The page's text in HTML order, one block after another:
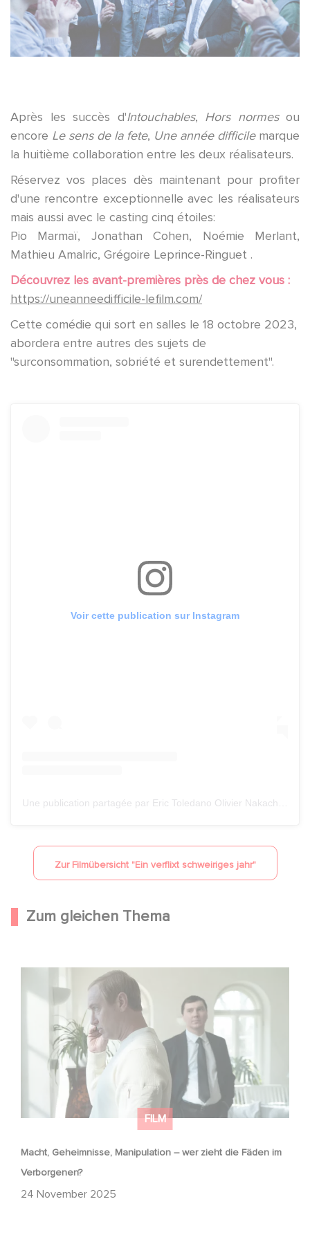
Après les succès d'Intouchables, Hors normesou
encore Le sens de la fete, Une année difficilemarque
la huitième collaboration entre les deux réalisateurs.
Réservez vos places dès maintenant pour profiter
d'une rencontre exceptionnelle avec les réalisateurs
mais aussi avec le casting cinq étoiles:
Pio Marmaï, Jonathan Cohen, Noémie Merlant,
Mathieu Amalric, Grégoire Leprince-Ringuet .
Découvrez les avant-premières près de chez vous :
https://uneanneedifficile-lefilm.com/
Cette comédie qui sort en salles le 18 octobre 2023,
abordera entre autres des sujets de
"surconsommation, sobriété et surendettement".
Voir cette publication sur Instagram
Une publication partagée par Eric Toledano Olivier Nakache (@toledanonakache)
Zur Filmübersicht "Ein verflixt schweiriges jahr"
Zum gleichen Thema
FILM
Macht, Geheimnisse, Manipulation – wer zieht die Fäden im
Verborgenen?
24 November 2025
Macht, Geheimnisse, Manipulation – wer zieht die Fäden
im Verborgenen?